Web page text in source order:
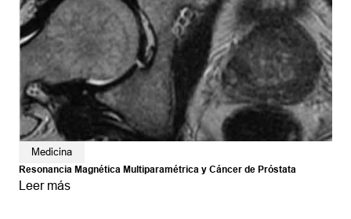
Medicina
Resonancia Magnética Multiparamétrica y Cáncer de Próstata
Leer más